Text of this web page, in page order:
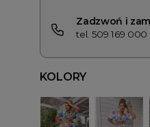
Zadzwoń i
tel. 509 169 000
KOLORY